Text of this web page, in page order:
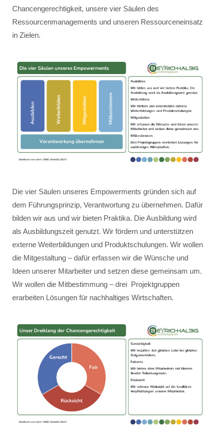
Chancengerechtigkeit, unsere vier Säulen des
Ressourcenmanagements und unseren Ressourceneinsatz
in Zielen.
Die vier Säulen unseres Empowerments gründen sich auf
dem Führungsprinzip, Verantwortung zu übernehmen. Dafür
bilden wir aus und wir bieten Praktika. Die Ausbildung wird
als Ausbildungszeit genutzt. Wir fördern und unterstützen
externe Weiterbildungen und Produktschulungen. Wir wollen
die Mitgestaltung – dafür erfassen wir die Wünsche und
Ideen unserer Mitarbeiter und setzen diese gemeinsam um.
Wir wollen die Mitbestimmung – drei Projektgruppen
erarbeiten Lösungen für nachhaltiges Wirtschaften.